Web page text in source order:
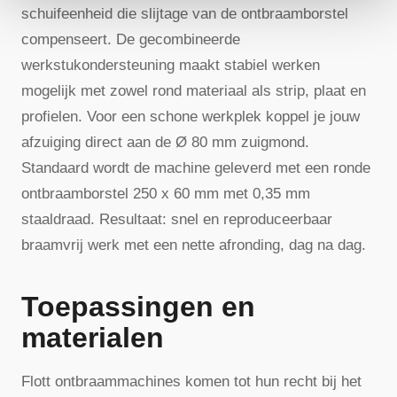
schuifeenheid die slijtage van de ontbraamborstel
compenseert. De gecombineerde
werkstukondersteuning maakt stabiel werken
mogelijk met zowel rond materiaal als strip, plaat en
profielen. Voor een schone werkplek koppel je jouw
afzuiging direct aan de Ø 80 mm zuigmond.
Standaard wordt de machine geleverd met een ronde
ontbraamborstel 250 x 60 mm met 0,35 mm
staaldraad. Resultaat: snel en reproduceerbaar
braamvrij werk met een nette afronding, dag na dag.
Toepassingen en
materialen
Flott ontbraammachines komen tot hun recht bij het